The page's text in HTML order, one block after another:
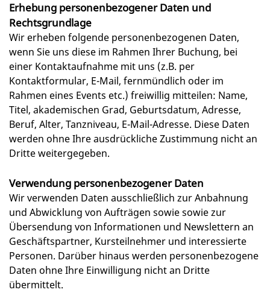
Erhebung personenbezogener Daten und
Rechtsgrundlage
Wir erheben folgende personenbezogenen Daten,
wenn Sie uns diese im Rahmen Ihrer Buchung, bei
einer Kontaktaufnahme mit uns (z.B. per
Kontaktformular, E-Mail, fernmündlich oder im
Rahmen eines Events etc.) freiwillig mitteilen: Name,
Titel, akademischen Grad, Geburtsdatum, Adresse,
Beruf, Alter, Tanzniveau, E-Mail-Adresse. Diese Daten
werden ohne Ihre ausdrückliche Zustimmung nicht an
Dritte weitergegeben.
Verwendung personenbezogener Daten
Wir verwenden Daten ausschließlich zur Anbahnung
und Abwicklung von Aufträgen sowie sowie zur
Übersendung von Informationen und Newslettern an
Geschäftspartner, Kursteilnehmer und interessierte
Personen. Darüber hinaus werden personenbezogene
Daten ohne Ihre Einwilligung nicht an Dritte
übermittelt.